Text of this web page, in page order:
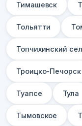
Тимашевск
Тольятти
Топчихинский
Троицко-Печорск
Туапсе Тула
Тымовское